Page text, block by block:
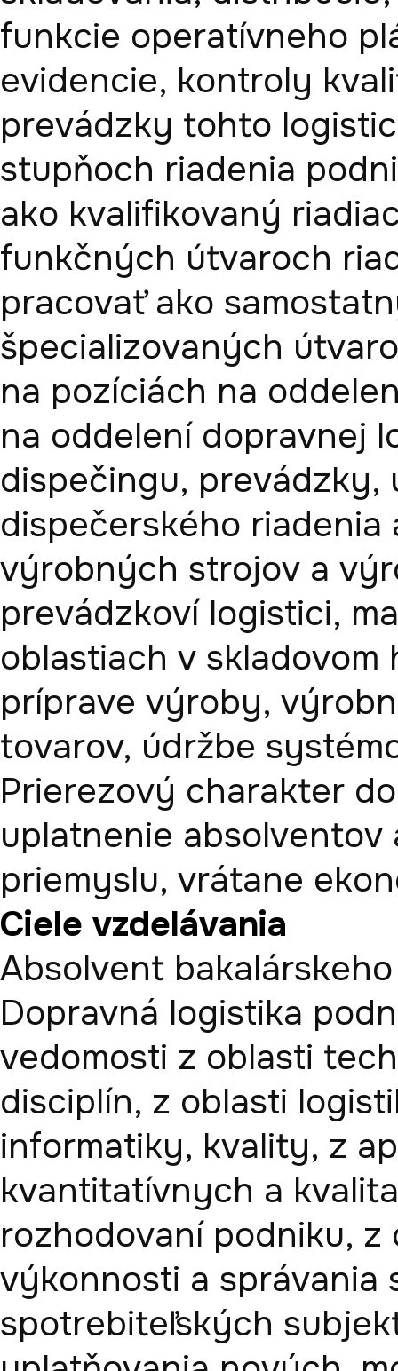
funkcie operatívneho
evidencie, kontroly
prevádzky tohto
stupňoch riadenia
ako kvalifikovaný
funkčných útvaroch
pracovať ako
špecializovaných
na pozíciách na
na oddelení dopravnej
dispečingu,
dispečerského
výrobných strojov a
prevádzkoví logistici,
oblastiach v
príprave výroby,
tovarov, údržbe
Prierezový charakter
uplatnenie
priemyslu, vrátane
Ciele vzdelávania
Absolvent
Dopravná logistika
vedomosti z oblasti
disciplín, z oblasti
informatiky, kvality, z
kvantitatívnych a
rozhodovaní podniku,
výkonnosti a
spotrebiteľských